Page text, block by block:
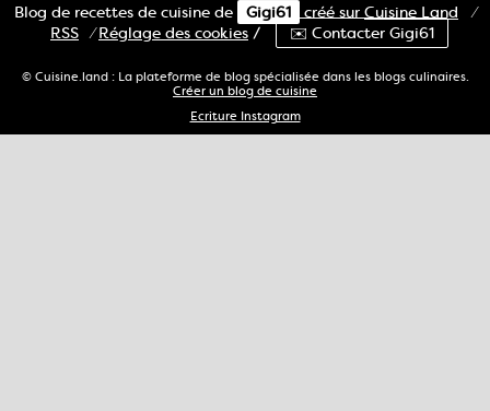
Blog de recettes de cuisine de Gigi61 créé sur Cuisine Land
⁄
RSS ⁄Réglage des cookies / ✉️ Contacter Gigi61
© Cuisine.land : La plateforme de blog spécialisée dans les blogs culinaires.
Créer un blog de cuisine
Ecriture Instagram